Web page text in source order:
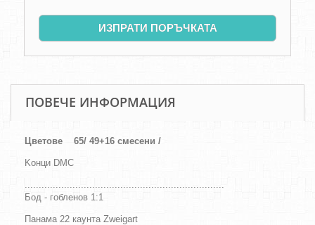
ИЗПРАТИ ПОРЪЧКАТА
ПОВЕЧЕ ИНФОРМАЦИЯ
Цветове 65/ 49+16 смесени /
Kонци DMC
.......................................................................
Бод - гобленов 1:1
Панама 22 каунта Zweigart